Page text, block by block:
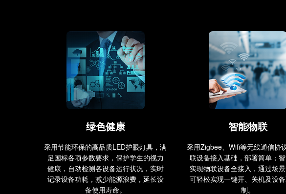
绿色健康
采用节能环保的高品质LED护眼灯具，满
足国标各项参数要求，保护学生的视力
健康，自动检测各设备运行状况，实时
记录设备功耗，减少能源浪费，延长设
备使用寿命。
智能物联
采用Zigbee、Wifi等无线通信协
联设备接入基础，部署简单；
实现物联设备全接入，通过场景
可轻松实现一键开、关机及设
制。